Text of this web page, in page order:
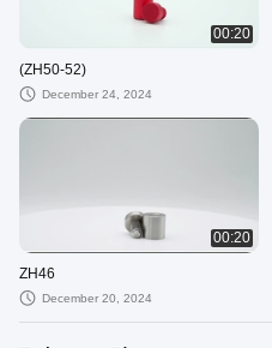
00:20
(ZH50-52)
December 24, 2024
00:20
ZH46
December 20, 2024